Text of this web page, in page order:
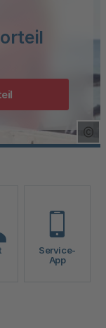
Service-
App